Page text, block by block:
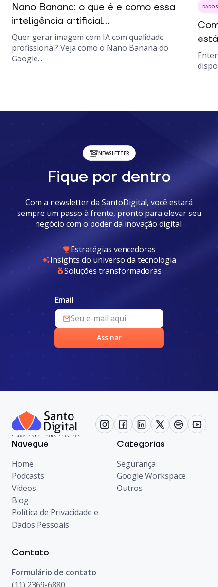
Nano Banana: o que é e como essa
inteligência artificial...
Quer gerar imagem com IA com qualidade
profissional? Veja como o Nano Banana do
Google...
NEWSLETTER
Fique por dentro
Com a newsletter da SantoDigital, você estará
sempre um passo à frente, pronto para elevar seu
negócio com o poder da inovação digital.
Estratégias vencedoras
Insights do universo da tecnologia
Soluções transformadoras
Email
Assinar
Navegue
Home
Podcasts
Vídeos
Blog
Política de Privacidade e
Dados Pessoais
Categorias
Segurança
Google Workspace
Outros
Contato
Formulário de contato
(11) 2369-6880